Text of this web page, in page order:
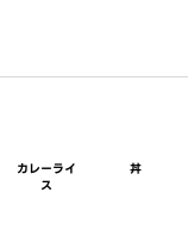
カレーライ
ス
丼